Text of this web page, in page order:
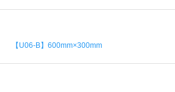
【U06-B】600mm×300mm